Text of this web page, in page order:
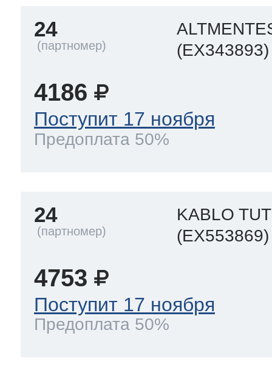
24
(EX343893)
4186
Поступит 17 ноября
Предоплата 50%
24
KABLO
(EX553869)
4753
Поступит 17 ноября
Предоплата 50%